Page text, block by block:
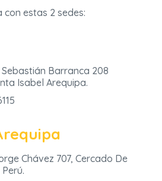
estas 2 sedes:
Sebastián Barranca 208
Isabel Arequipa.
Chávez 707, Cercado De